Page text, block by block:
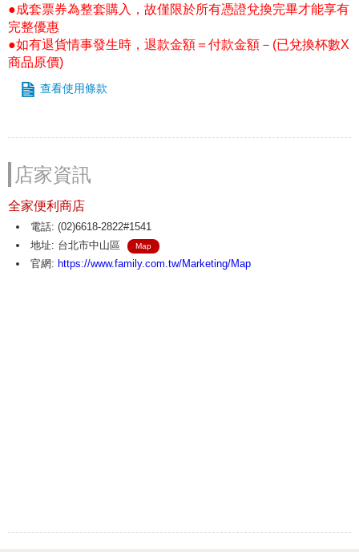
●成套票券為整套購入，故僅限於所有憑證兌換完畢才能享有
完整優惠
●如有退貨情事發生時，退款金額＝付款金額－(已兌換杯數X
商品原價)
查看使用條款
店家資訊
全家便利商店
電話: (02)6618-2822#1541
地址: 台北市中山區
Map
官網: https://www.family.com.tw/Marketing/Map